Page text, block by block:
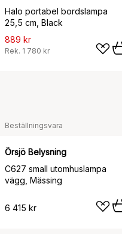
Halo portabel bordslampa
25,5 cm, Black
889 kr
Rek. 1 780 kr
Beställningsvara
Örsjö Belysning
C627 small utomhuslampa
vägg, Mässing
6 415 kr